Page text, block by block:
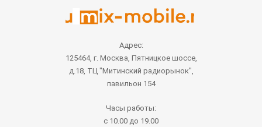
Адрес:
125464, г. Москва, Пятницкое шоссе,
д.18, ТЦ "Митинский радиорынок",
павильон 154
Часы работы:
с 10.00 до 19.00